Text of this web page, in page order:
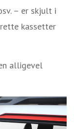
– er skjult i
kassetter
alligevel